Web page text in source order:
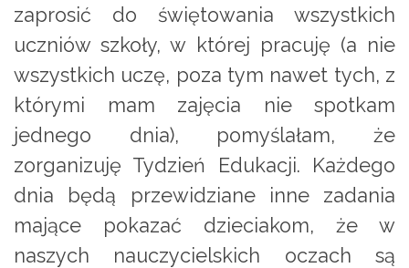
zaprosić do świętowania wszystkich
uczniów szkoły, w której pracuję (a nie
wszystkich uczę, poza tym nawet tych, z
którymi mam zajęcia nie spotkam
jednego dnia), pomyślałam, że
zorganizuję Tydzień Edukacji. Każdego
dnia będą przewidziane inne zadania
mające pokazać dzieciakom, że w
naszych nauczycielskich oczach są